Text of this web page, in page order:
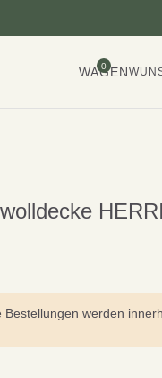
0
WAGEN
werden